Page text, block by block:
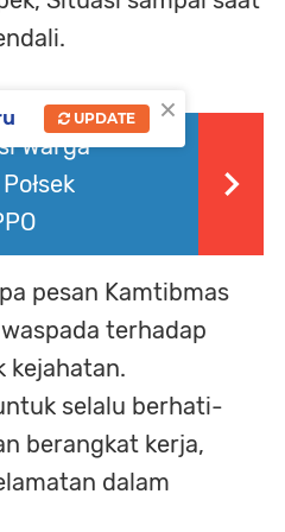
Warga
pesan Kamtibmas
terhadap
kejahatan.
selalu berhati-
berangkat kerja,
dalam
×
UPDATE